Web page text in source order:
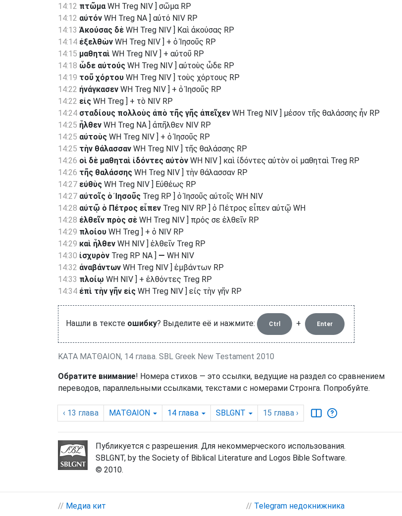
14:12 πτῶμα WH Treg NIV ] σῶμα RP
14:12 αὐτόν WH Treg NA ] αὐτό NIV RP
14:13 Ἀκούσας δὲ WH Treg NIV ] Καὶ ἀκούσας RP
14:14 ἐξελθὼν WH Treg NIV ] + ὁ Ἰησοῦς RP
14:15 μαθηταὶ WH Treg NIV ] + αὐτοῦ RP
14:18 ὧδε αὐτούς WH Treg NIV ] αὐτοὺς ὧδε RP
14:19 τοῦ χόρτου WH Treg NIV ] τοὺς χόρτους RP
14:22 ἠνάγκασεν WH Treg NIV ] + ὁ Ἰησοῦς RP
14:22 εἰς WH Treg ] + τὸ NIV RP
14:24 σταδίους πολλοὺς ἀπὸ τῆς γῆς ἀπεῖχεν WH Treg NIV ] μέσον τῆς θαλάσσης ἦν RP
14:25 ἦλθεν WH Treg NA ] ἀπῆλθεν NIV RP
14:25 αὐτοὺς WH Treg NIV ] + ὁ Ἰησοῦς RP
14:25 τὴν θάλασσαν WH Treg NIV ] τῆς θαλάσσης RP
14:26 οἱ δὲ μαθηταὶ ἰδόντες αὐτὸν WH NIV ] καὶ ἰδόντες αὐτὸν οἱ μαθηταὶ Treg RP
14:26 τῆς θαλάσσης WH Treg NIV ] τὴν θάλασσαν RP
14:27 εὐθὺς WH Treg NIV ] Εὐθέως RP
14:27 αὐτοῖς ὁ Ἰησοῦς Treg RP ] ὁ Ἰησοῦς αὐτοῖς WH NIV
14:28 αὐτῷ ὁ Πέτρος εἶπεν Treg NIV RP ] ὁ Πέτρος εἶπεν αὐτῷ WH
14:28 ἐλθεῖν πρὸς σὲ WH Treg NIV ] πρός σε ἐλθεῖν RP
14:29 πλοίου WH Treg ] + ὁ NIV RP
14:29 καὶ ἦλθεν WH NIV ] ἐλθεῖν Treg RP
14:30 ἰσχυρὸν Treg RP NA ] — WH NIV
14:32 ἀναβάντων WH Treg NIV ] ἐμβάντων RP
14:33 πλοίῳ WH NIV ] + ἐλθόντες Treg RP
14:34 ἐπὶ τὴν γῆν εἰς WH Treg NIV ] εἰς τὴν γῆν RP
Нашли в тексте ошибку? Выделите её и нажмите: Ctrl + Enter
ΚΑΤΑ ΜΑΤΘΑΙΟΝ, 14 глава. SBL Greek New Testament 2010
Обратите внимание! Номера стихов — это ссылки, ведущие на раздел со сравнением
переводов, параллельными ссылками, текстами с номерами Стронга. Попробуйте.
‹ 13 глава ΜΑΤΘΑΙΟΝ 14 глава SBLGNT 15 глава ›
Публикуется с разрешения. Для некоммерческого использования.
SBLGNT, by the Society of Biblical Literature and Logos Bible Software.
© 2010.
// Медиа кит // Telegram недокнижника